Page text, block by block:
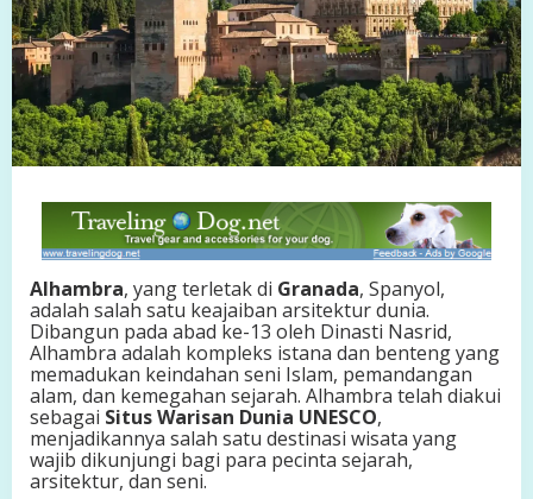
d
a
,
S
p
a
n
y
l
:
K
a
j
a
i
b
a
n
A
r
s
Alhambra, yang terletak di Granada, Spanyol,
adalah salah satu keajaiban arsitektur dunia.
Dibangun pada abad ke-13 oleh Dinasti Nasrid,
Alhambra adalah kompleks istana dan benteng yang
memadukan keindahan seni Islam, pemandangan
alam, dan kemegahan sejarah. Alhambra telah diakui
sebagai Situs Warisan Dunia UNESCO,
menjadikannya salah satu destinasi wisata yang
wajib dikunjungi bagi para pecinta sejarah,
arsitektur, dan seni.